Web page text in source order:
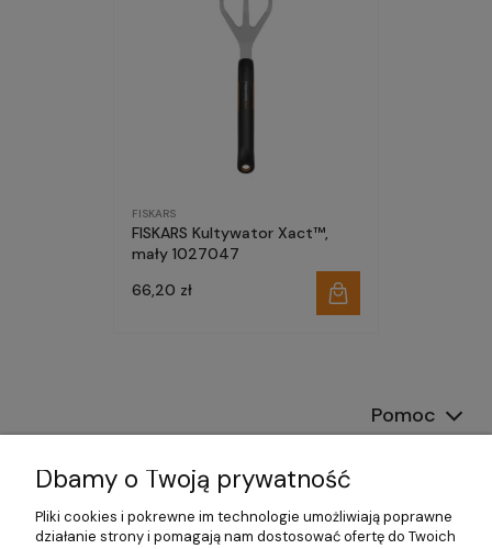
FISKARS
FISKARS Kultywator Xact™,
mały 1027047
66,20 zł
Pomoc
Moje konto
Dbamy o Twoją prywatność
Pliki cookies i pokrewne im technologie umożliwiają poprawne
działanie strony i pomagają nam dostosować ofertę do Twoich